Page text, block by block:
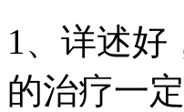
1、详述好
的治疗一